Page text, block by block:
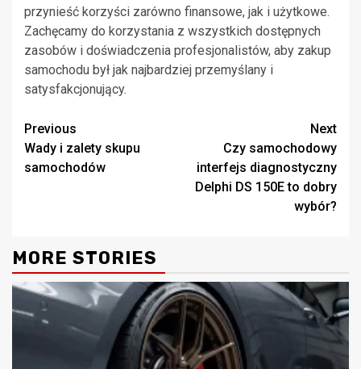
przynieść korzyści zarówno finansowe, jak i użytkowe.
Zachęcamy do korzystania z wszystkich dostępnych
zasobów i doświadczenia profesjonalistów, aby zakup
samochodu był jak najbardziej przemyślany i
satysfakcjonujący.
Continue
Reading
Previous
Wady i zalety skupu
samochodów
Next
Czy samochodowy
interfejs diagnostyczny
Delphi DS 150E to dobry
wybór?
MORE STORIES